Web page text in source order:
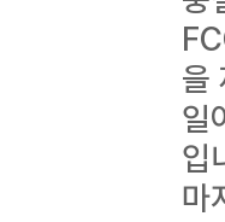
을
일
입
마